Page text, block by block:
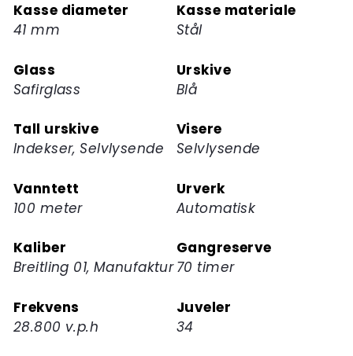
ventelisten
for
produktet
Kasse diameter
41 mm
Kasse materiale
Stål
Glass
Safirglass
Urskive
Blå
Tall urskive
Indekser, Selvlysende
Visere
Selvlysende
Vanntett
100 meter
Urverk
Automatisk
Kaliber
Breitling 01, Manufaktur
Gangreserve
70 timer
Frekvens
28.800 v.p.h
Juveler
34